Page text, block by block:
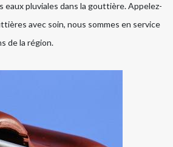
eaux pluviales dans la gouttière. Appelez-
avec soin, nous sommes en service
de la région.